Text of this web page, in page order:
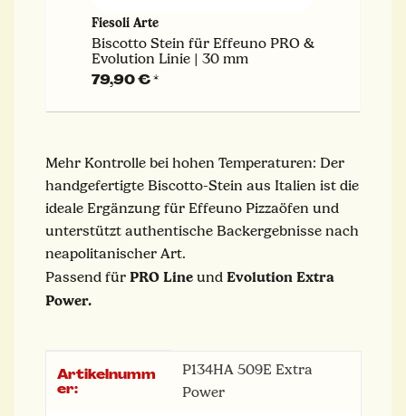
Fiesoli Arte
Biscotto Stein für Effeuno PRO &
Evolution Linie | 30 mm
79,90 €*
Mehr Kontrolle bei hohen Temperaturen: Der
handgefertigte Biscotto-Stein aus Italien ist die
ideale Ergänzung für Effeuno Pizzaöfen und
unterstützt authentische Backergebnisse nach
neapolitanischer Art.
Passend für PRO Line und Evolution Extra
Power.
Produkteigenschaft
Wert
Artikelnumm
er:
P134HA 509E Extra
Power